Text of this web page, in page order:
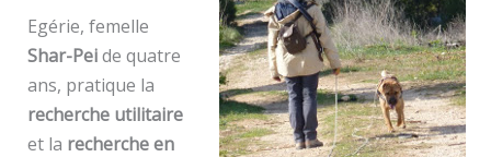
Egérie, femelle
Shar-Peide quatre
ans, pratique la
recherche utilitaire
et la recherche en